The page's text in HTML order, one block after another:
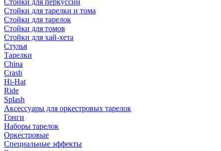
Стойки для перкуссии
Стойки для тарелки и тома
Стойки для тарелок
Стойки для томов
Стойки для хай-хета
Стулья
Тарелки
China
Crash
Hi-Hat
Ride
Splash
Аксессуары для оркестровых тарелок
Гонги
Наборы тарелок
Оркестровые
Специальные эффекты